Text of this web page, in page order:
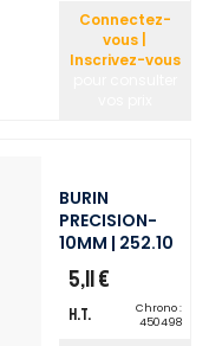
Connectez-
vous |
Inscrivez-vous
BURIN
PRECISION-
10MM | 252.10
5,11 €
H.T.
Chrono :
450498